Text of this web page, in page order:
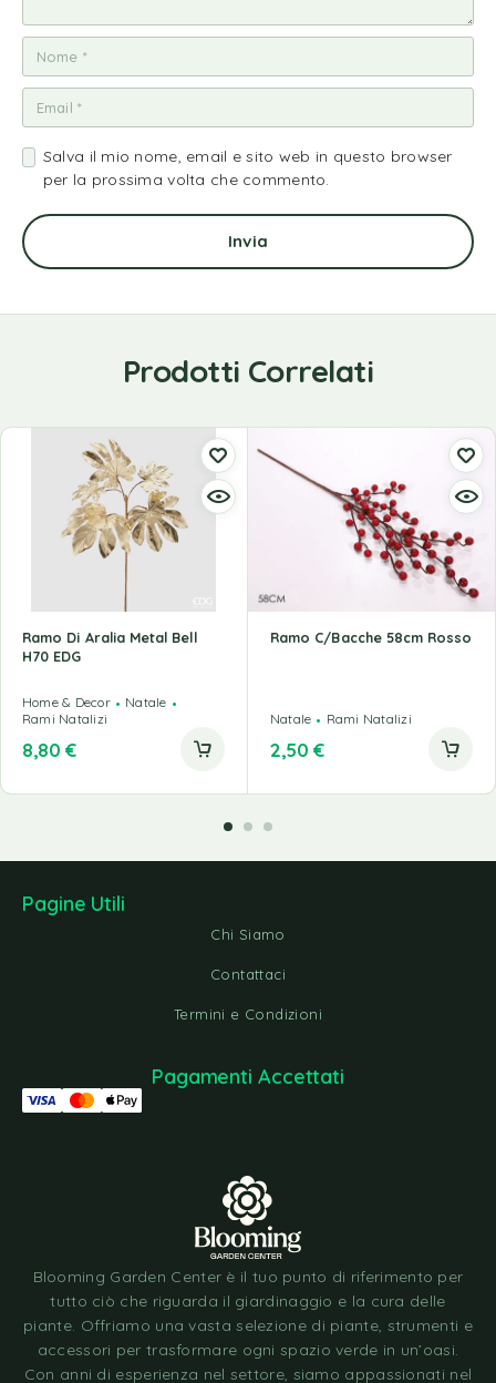
Salva il mio nome, email e sito web in questo browser
per la prossima volta che commento.
Prodotti Correlati
Ramo Di Aralia Metal Bell
H70 EDG
Home & Decor
Natale
Rami Natalizi
8,80€
Ramo C/bacche 58cm Rosso
Natale Rami Natalizi
2,50€
Pagine Utili
Chi Siamo
Contattaci
Termini e Condizioni
Blooming Garden Center è il tuo punto di riferimento per
tutto ciò che riguarda il giardinaggio e la cura delle
piante. Offriamo una vasta selezione di piante, strumenti e
accessori per trasformare ogni spazio verde in un’oasi.
Con anni di esperienza nel settore, siamo appassionati nel
Pagamenti Accettati